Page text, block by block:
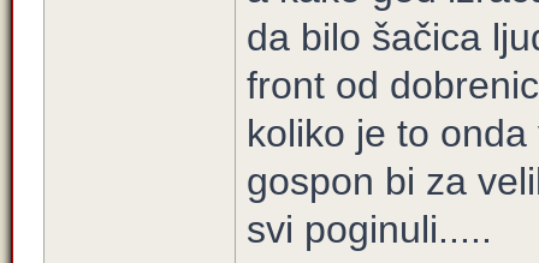
da bilo šačica
front od
koliko je to
gospon bi za
svi poginuli.....